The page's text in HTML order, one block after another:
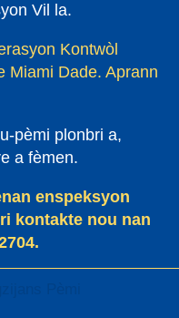
Vil la.
Kontwòl
Miami Dade. Aprann
pèmi plonbri a,
a fèmen.
enspeksyon
kontakte nou nan